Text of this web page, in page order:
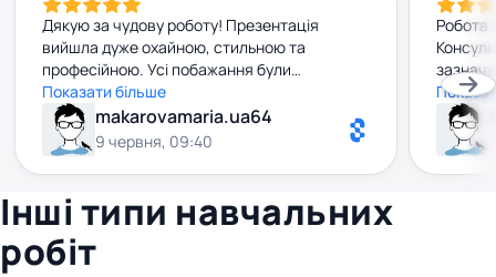
Дякую за чудову роботу! Презентація
вийшла дуже охайною, стильною та
професійною. Усі побажання були
враховані, а результат перевершив мої
очікування. Рекомендую до співпраці!
Показати більше
makarovamaria.ua64
9 червня, 09:40
Робота
Інші типи навчальних
робіт